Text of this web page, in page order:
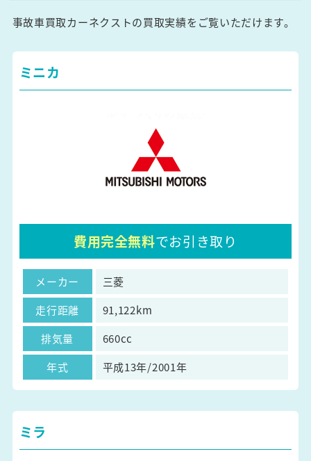
事故車買取カーネクストの買取実績をご覧いただけます。
ミニカ
費用完全無料でお引き取り
メーカー
三菱
走行距離
91,122km
排気量
660cc
年式
平成13年/2001年
ミラ